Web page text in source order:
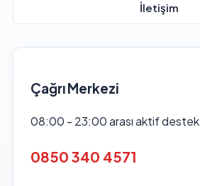
İletişim
Çağrı Merkezi
08:00 - 23:00 arası aktif destek
0850 340 4571